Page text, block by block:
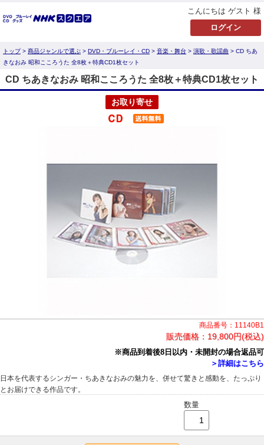
こんにちは ゲスト 様
トップ> 商品ジャンルで選ぶ > DVD・ブルーレイ・CD > 音楽・舞台 > 演歌・歌謡曲 > CD ちあ
きなおみ 昭和こころうた 全8枚＋特典CD1枚セット
CD ちあきなおみ 昭和こころうた 全8枚＋特典CD1枚セット
お取り寄せ
商品番号：11140B1
販売価格： 19,800円(税込)
※商品到着後8日以内・未開封の場合返品可
＞詳細はこちら
日本を代表するシンガー・ちあきなおみの魅力を、併せて驚きと感動を、たっぷり
とお届けできる作品です。
数量